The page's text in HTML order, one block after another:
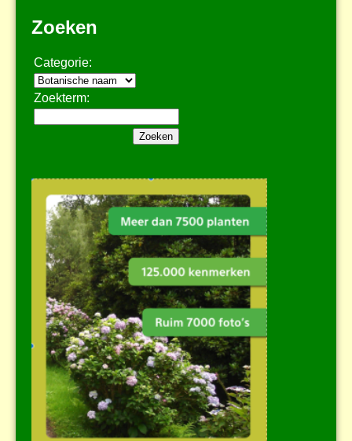
Zoeken
Categorie:
Zoekterm: